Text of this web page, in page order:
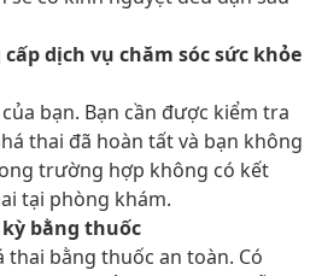
dịch vụ chăm sóc sức khỏe
bạn. Bạn cần được kiểm tra
thai đã hoàn tất và bạn không
trường hợp không có kết
tại phòng khám.
bằng thuốc
thai bằng thuốc an toàn. Có